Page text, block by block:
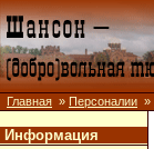
Главная » Персоналии »
Информация